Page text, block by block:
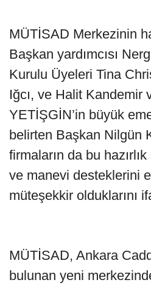
MÜTİSAD Merkezinin
Başkan yardımcısı
Kurulu Üyeleri Tina
Iğcı, ve Halit Kandemir
YETİŞGİN’in büyük
belirten Başkan Nilgün
firmaların da bu
ve manevi desteklerini
müteşekkir olduklarını
MÜTİSAD, Ankara
bulunan yeni